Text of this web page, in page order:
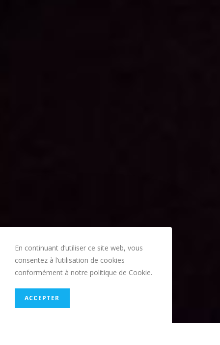
En continuant d’utiliser ce site web, vous
consentez à l’utilisation de cookies
conformément à notre politique de Cookie.
ACCEPTER